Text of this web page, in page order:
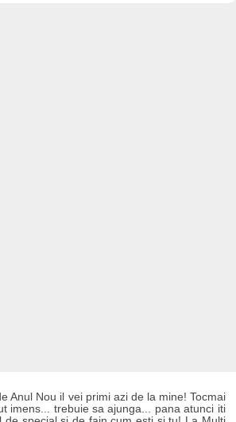
Anul Nou il vei primi azi de la mine! Tocmai
imens... trebuie sa ajunga... pana atunci iti